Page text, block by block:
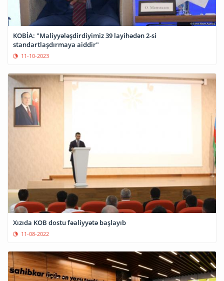
KOBİA: "Maliyyələşdirdiyimiz 39 layihədən 2-si
standartlaşdırmaya aiddir"
11-10-2023
Xızıda KOB dostu fəaliyyətə başlayıb
11-08-2022